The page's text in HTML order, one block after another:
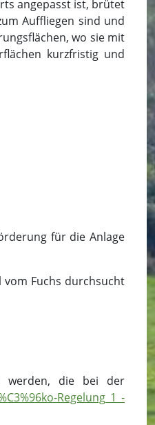
angepasst ist, brütet
Auffliegen sind und
wo sie mit
kurzfristig und
für die Anlage
vom Fuchs durchsucht
werden, die bei der
Regelung_1_-